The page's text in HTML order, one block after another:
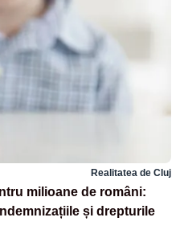
Realitatea de Cluj
milioane de români:
și drepturile